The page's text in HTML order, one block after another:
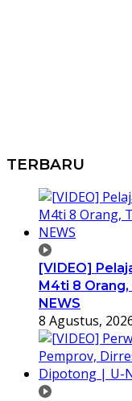
TERBARU
[VIDEO]
M4ti 8
NEWS
8 Agustus,